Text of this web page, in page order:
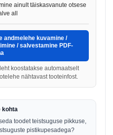
ainult täiskasvanute otsese
all
andmelehe kuvamine /
/ salvestamine PDF-
koostatakse automaatselt
nähtavast tooteinfost.
kohta
toodet teistsuguse pikkuse,
pistikupesadega?